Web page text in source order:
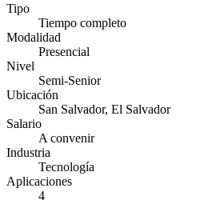
Tipo
Tiempo completo
Modalidad
Presencial
Nivel
Semi-Senior
Ubicación
San Salvador, El Salvador
Salario
A convenir
Industria
Tecnología
Aplicaciones
4